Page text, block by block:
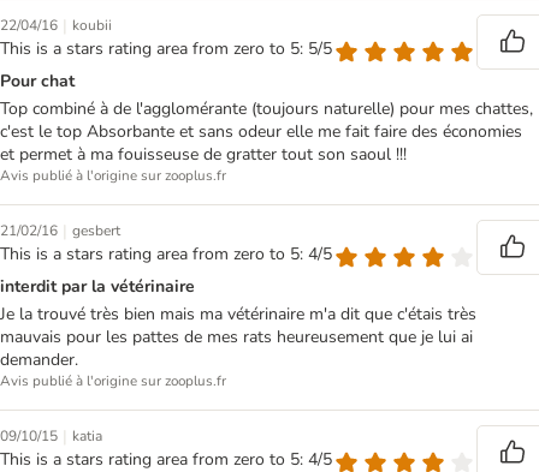
22/04/16 | koubii
This is a stars rating area from zero to 5: 5/5
Pour chat
Top combiné à de l'agglomérante (toujours naturelle) pour mes chattes,
c'est le top Absorbante et sans odeur elle me fait faire des économies
et permet à ma fouisseuse de gratter tout son saoul !!!
Avis publié à l'origine sur zooplus.fr
21/02/16 | gesbert
This is a stars rating area from zero to 5: 4/5
interdit par la vétérinaire
Je la trouvé très bien mais ma vétérinaire m'a dit que c'étais très
mauvais pour les pattes de mes rats heureusement que je lui ai
demander.
Avis publié à l'origine sur zooplus.fr
09/10/15 | katia
This is a stars rating area from zero to 5: 4/5